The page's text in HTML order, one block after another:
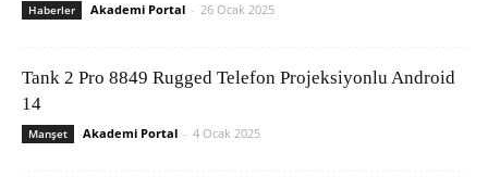
Haberler Akademi Portal - 26 Ocak 2025
Tank 2 Pro 8849 Rugged Telefon Projeksiyonlu Android
14
Manşet Akademi Portal - 4 Ocak 2025